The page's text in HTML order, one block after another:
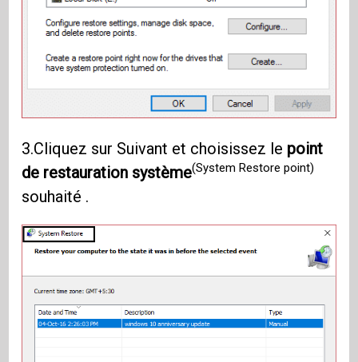
3.Cliquez sur Suivant et choisissez le point
de restauration système(System Restore point)
souhaité .